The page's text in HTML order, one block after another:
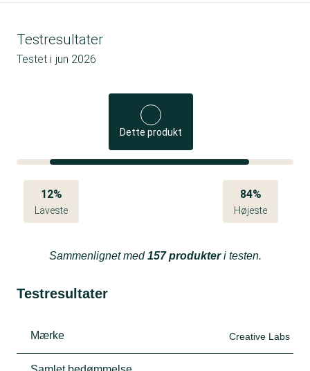
Testresultater
Testet i jun 2026
Dette produkt
12%
Laveste
84%
Højeste
Sammenlignet med157 produkteri testen.
Testresultater
Mærke Creative Labs